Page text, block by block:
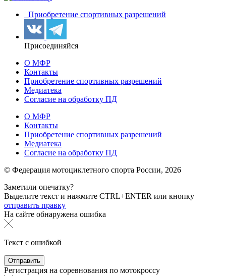
Приобретение спортивных разрешений
Присоединяйся
О МФР
Контакты
Приобретение спортивных разрешений
Медиатека
Согласие на обработку ПД
О МФР
Контакты
Приобретение спортивных разрешений
Медиатека
Согласие на обработку ПД
© Федерация мотоциклетного спорта России, 2026
Заметили опечатку?
Выделите текст и нажмите CTRL+ENTER или кнопку
отправить правку
На сайте обнаружена ошибка
Текст с ошибкой
Регистрация на соревнования по мотокроссу